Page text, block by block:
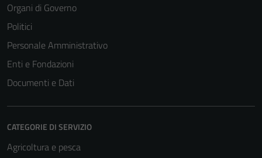
Organi di Governo
Politici
Personale Amministrativo
Enti e Fondazioni
Documenti e Dati
CATEGORIE DI SERVIZIO
Agricoltura e pesca